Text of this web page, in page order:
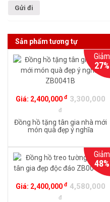
Sản phẩm tương tự
Giảm
27%
Giá: 2,400,000 đ 3,300,000
đ
Đồng hồ tặng tân gia nhà mới
món quà đẹp ý nghĩa
Giảm
48%
Giá: 2,400,000 đ 4,580,000
đ